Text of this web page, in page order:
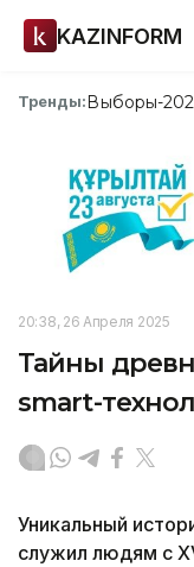
KAZINFORM
Тренды:Выборы-
20:38, 26 Апреля 2025
Тайны
smart-
Уникальный
служил людям с